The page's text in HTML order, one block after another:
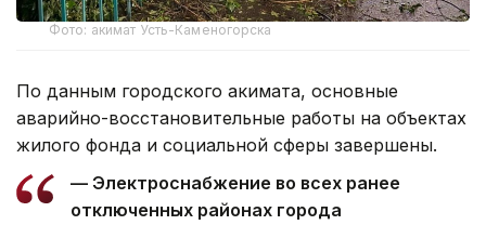
Фото: акимат Усть-Каменогорска
По данным городского акимата, основные
аварийно-восстановительные работы на объектах
жилого фонда и социальной сферы завершены.
— Электроснабжение во всех ранее
отключенных районах города